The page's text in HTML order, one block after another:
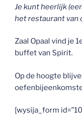
Je kunt heerlijk
het restaurant van
Zaal Opaal vind je
buffet van Spirit.
Op de hoogte
[wysija_form